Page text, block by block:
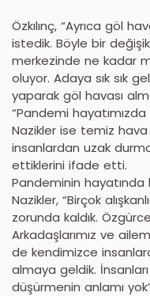
Özkılınç, “Ayrıca göl
istedik. Böyle bir
merkezinde ne kadar
oluyor. Adaya sık sık
yaparak göl havası
“Pandemi
Nazikler ise temiz
insanlardan uzak
ettiklerini ifade etti.
Pandeminin
Nazikler, “Birçok
zorunda kaldık.
Arkadaşlarımız ve
de kendimizce
almaya geldik.
düşürmenin anlamı